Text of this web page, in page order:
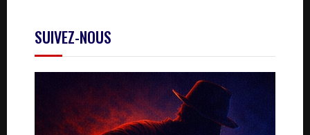
SUIVEZ-NOUS